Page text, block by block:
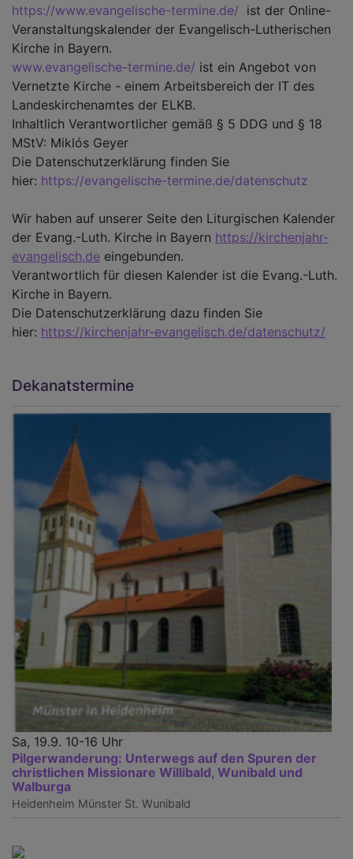
https://www.evangelische-termine.de/ ist der Online-
Veranstaltungskalender der Evangelisch-Lutherischen
Kirche in Bayern.
www.evangelische-termine.de/ ist ein Angebot von
Vernetzte Kirche - einem Arbeitsbereich der IT des
Landeskirchenamtes der ELKB.
Inhaltlich Verantwortlicher gemäß § 5 DDG und § 18
MStV: Miklós Geyer
Die Datenschutzerklärung finden Sie
hier: https://evangelische-termine.de/datenschutz
Wir haben auf unserer Seite den Liturgischen Kalender
der Evang.-Luth. Kirche in Bayern https://kirchenjahr-
evangelisch.de eingebunden.
Verantwortlich für diesen Kalender ist die Evang.-Luth.
Kirche in Bayern.
Die Datenschutzerklärung dazu finden Sie
hier: https://kirchenjahr-evangelisch.de/datenschutz/
Dekanatstermine
Sa, 19.9. 10-16 Uhr
Pilgerwanderung: Unterwegs auf den Spuren der
christlichen Missionare Willibald, Wunibald und
Walburga
Heidenheim Münster St. Wunibald